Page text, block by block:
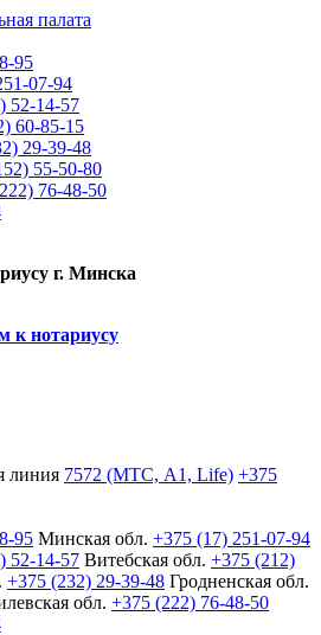
95
07-94
52-14-57
60-85-15
29-39-48
55-50-80
76-48-50
г. Минска
к нотариусу
линия 7572 (МТС, A1, Life) +375
95 Минская обл. +375 (17) 251-07-94
52-14-57 Витебская обл. +375 (212)
+375 (232) 29-39-48 Гродненская обл.
обл. +375 (222) 76-48-50